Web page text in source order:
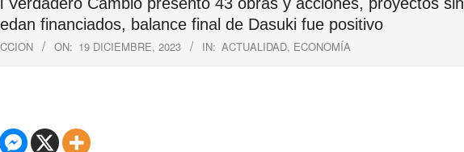
financiados, balance final de Dasuki fue positivo
ON: 19 DICIEMBRE, 2023 IN: ACTUALIDAD, ECONOMÍA